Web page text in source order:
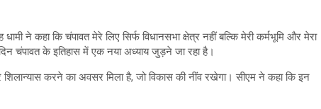
ने कहा कि चंपावत मेरे लिए सिर्फ विधानसभा क्षेत्र नहीं बल्कि मेरी कर्मभूमि और मेरा
चंपावत के इतिहास में एक नया अध्याय जुड़ने जा रहा है।
करने का अवसर मिला है, जो विकास की नींव रखेगा। सीएम ने कहा कि इन